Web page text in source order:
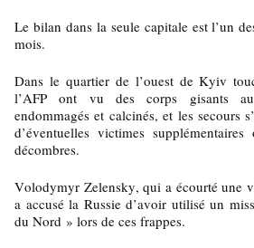
Le bilan dans la seule capitale est l’un
mois.
Dans le quartier de l’ouest de Kyiv
l’AFP ont vu des corps gisants
endommagés et calcinés, et les secours
d’éventuelles victimes
décombres.
Volodymyr Zelensky, qui a écourté une
a accusé la Russie d’avoir utilisé un
du Nord » lors de ces frappes.